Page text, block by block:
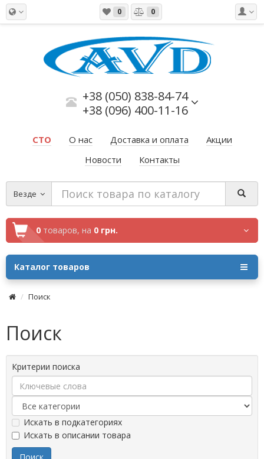
0 0
+38 (050) 838-84-74
+38 (096) 400-11-16
СТО О нас Доставка и оплата
Акции
Новости
Контакты
Везде
0 товаров, на 0 грн.
Каталог товаров
Поиск
Поиск
Критерии поиска
Искать в подкатегориях
Искать в описании товара